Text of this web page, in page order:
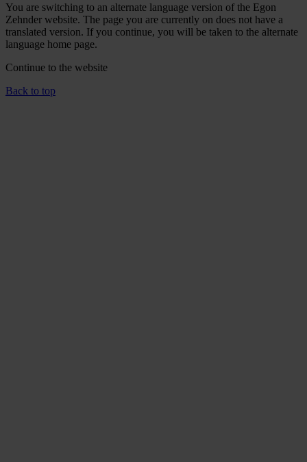
You are switching to an alternate language version of the Egon
Zehnder website. The page you are currently on does not have a
translated version. If you continue, you will be taken to the alternate
language home page.
Continue to the website
Back to top